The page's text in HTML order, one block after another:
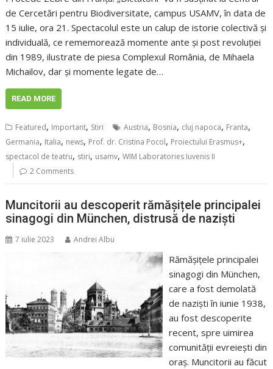
de Cercetări pentru Biodiversitate, campus USAMV, în data de
15 iulie, ora 21. Spectacolul este un calup de istorie colectivă și
individuală, ce rememorează momente ante și post revoluției
din 1989, ilustrate de piesa Complexul România, de Mihaela
Michailov, dar și momente legate de…
READ MORE
Featured, Important, Stiri Austria, Bosnia, cluj napoca, Franta,
Germania, Italia, news, Prof. dr. Cristina Pocol, Proiectului Erasmus+,
spectacol de teatru, stiri, usamv,WIM Laboratories Iuvenis II
2 Comments
Muncitorii au descoperit rămășițele principalei
sinagogi din München, distrusă de naziști
7 iulie 2023 Andrei Albu
Rămășițele principalei
sinagogi din München,
care a fost demolată
de naziști în iunie 1938,
au fost descoperite
recent, spre uimirea
comunității evreiești din
oraș. Muncitorii au făcut